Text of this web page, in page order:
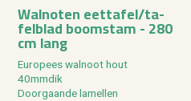
Wal­no­ten eet­ta­fel/ta­
fel­blad boom­stam - 280
cm lang
Eu­ro­pees wal­noot hout
40mm­dik
Door­gaan­de la­mel­len